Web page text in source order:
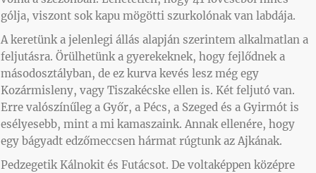
gólja, viszont sok kapu mögötti szurkolónak van labdája.
A keretünk a jelenlegi állás alapján szerintem alkalmatlan a
feljutásra. Örülhetünk a gyerekeknek, hogy fejlődnek a
másodosztályban, de ez kurva kevés lesz még egy
Kozármisleny, vagy Tiszakécske ellen is. Két feljutó van.
Erre valószínűleg a Győr, a Pécs, a Szeged és a Gyirmót is
esélyesebb, mint a mi kamaszaink. Annak ellenére, hogy
egy bágyadt edzőmeccsen hármat rúgtunk az Ajkának.
Pedzegetik Kálnokit és Futácsot. De voltaképpen középre